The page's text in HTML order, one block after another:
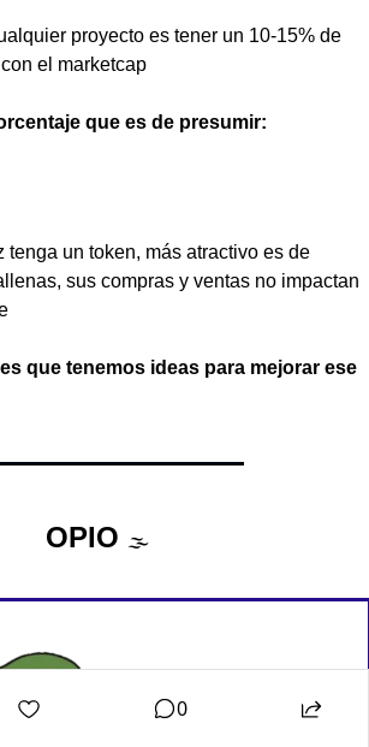
proyecto es tener un 10-15% de
el marketcap
que es de presumir:
tenga un token, más atractivo es de
sus compras y ventas no impactan
que tenemos ideas para mejorar ese
OPIO 🌫
0